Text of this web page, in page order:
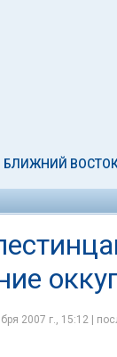
БЛИЖНИЙ
2007 г., 15:12 |